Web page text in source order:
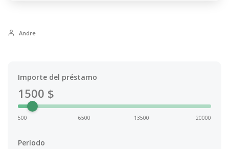
Andre
Importe del préstamo
1500 $
500 6500 13500 20000
Período